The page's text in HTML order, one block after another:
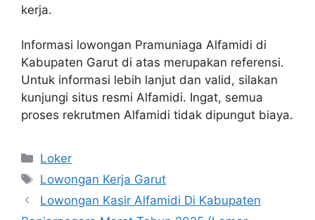
kerja.
Informasi lowongan Pramuniaga Alfamidi di
Kabupaten Garut di atas merupakan referensi.
Untuk informasi lebih lanjut dan valid, silakan
kunjungi situs resmi Alfamidi. Ingat, semua
proses rekrutmen Alfamidi tidak dipungut biaya.
Kategori
Loker
Tag
Lowongan Kerja Garut
Lowongan Kasir Alfamidi Di Kabupaten